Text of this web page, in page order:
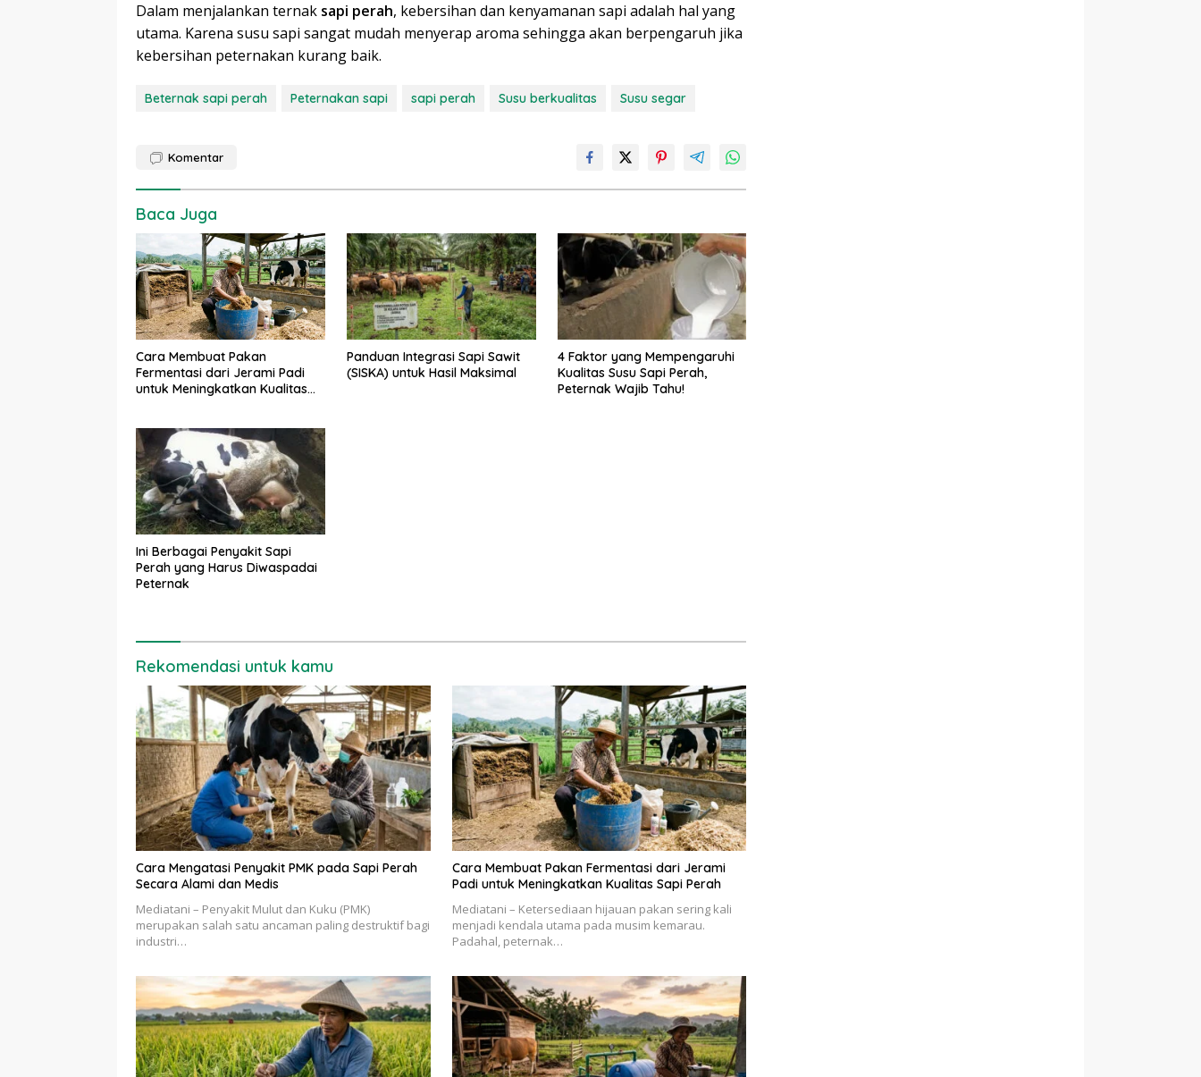
Dalam menjalankan ternak sapi perah, kebersihan dan kenyamanan sapi adalah hal yang
utama. Karena susu sapi sangat mudah menyerap aroma sehingga akan berpengaruh jika
kebersihan peternakan kurang baik.
Beternak sapi perah Peternakan sapi sapi perah Susu berkualitas Susu segar
Komentar
Baca Juga
Cara Membuat Pakan
Fermentasi dari Jerami Padi
untuk Meningkatkan Kualitas
Panduan Integrasi Sapi Sawit
(SISKA) untuk Hasil Maksimal
4 Faktor yang Mempengaruhi
Kualitas Susu Sapi Perah,
Peternak Wajib Tahu!
Ini Berbagai Penyakit Sapi
Perah yang Harus Diwaspadai
Peternak
Rekomendasi untuk kamu
Cara Mengatasi Penyakit PMK pada Sapi Perah
Secara Alami dan Medis
Mediatani – Penyakit Mulut dan Kuku (PMK)
merupakan salah satu ancaman paling destruktif bagi
industri…
Cara Membuat Pakan Fermentasi dari Jerami
Padi untuk Meningkatkan Kualitas Sapi Perah
Mediatani – Ketersediaan hijauan pakan sering kali
menjadi kendala utama pada musim kemarau.
Padahal, peternak…